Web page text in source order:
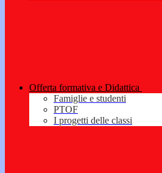
Offerta formativa e Didattica
Famiglie e studenti
PTOF
I progetti delle classi